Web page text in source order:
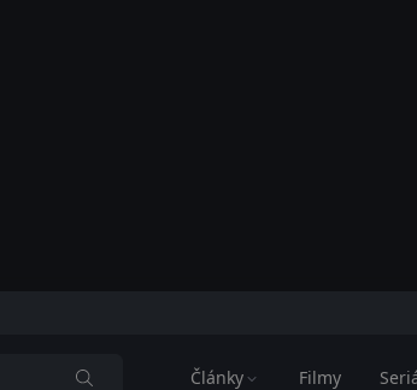
Články Filmy